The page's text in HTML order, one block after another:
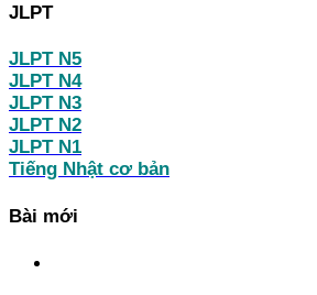
JLPT
JLPT N5
JLPT N4
JLPT N3
JLPT N2
JLPT N1
Tiếng Nhật cơ bản
Bài mới